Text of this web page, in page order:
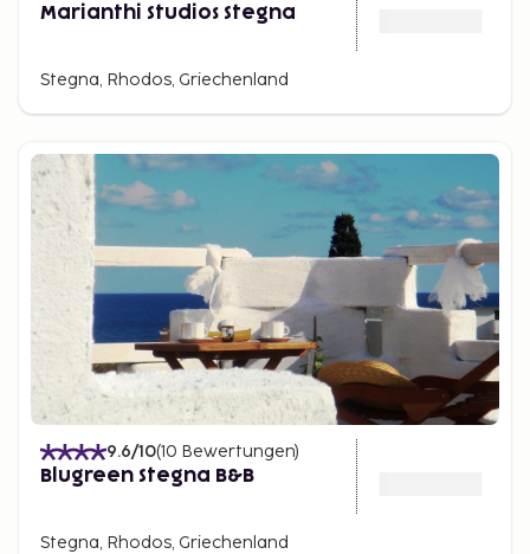
Marianthi Studios Stegna
Stegna, Rhodos, Griechenland
9.6/10(10 Bewertungen)
Blugreen Stegna B&B
Stegna, Rhodos, Griechenland